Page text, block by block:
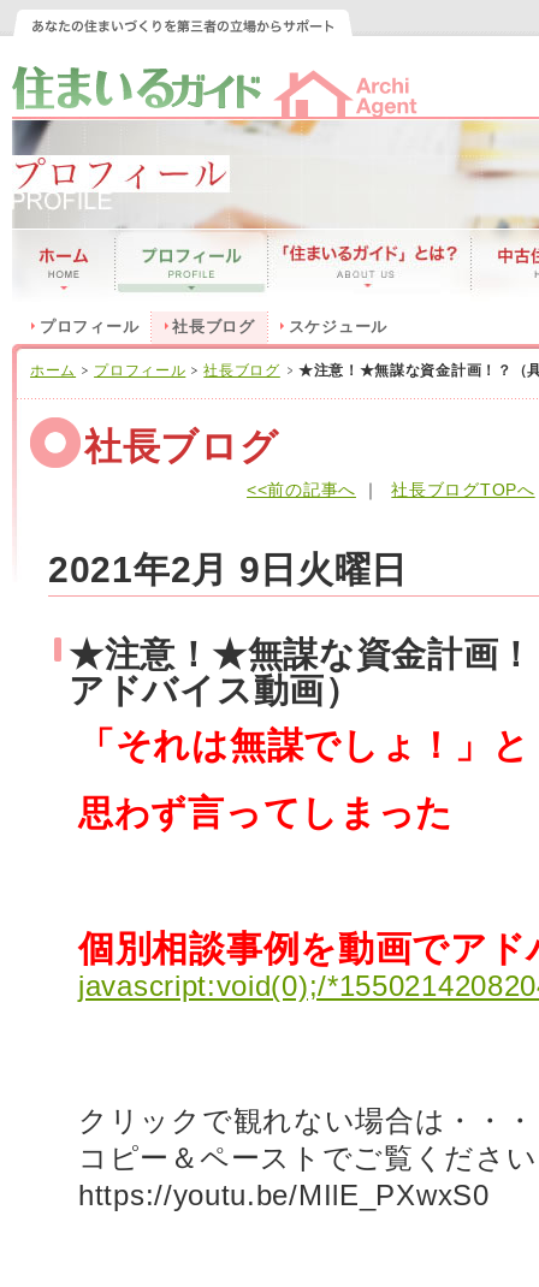
プロフィール 社長ブログ スケジュール
ホーム プロフィール 社長ブログ ★注意！★無謀な資金計画！？（
社長ブログ
<<前の記事へ ｜ 社長ブログTOPへ
2021年2月 9日火曜日
★注意！★無謀な資金計画！
アドバイス動画）
「それは無謀でしょ！」
思わず言ってしまった
個別相談事例を動画でアド
javascript:void(0);/
クリックで観れない場合は・・・
コピー＆ペーストでご覧くださ
https://youtu.be/MIlE_PXwxS0